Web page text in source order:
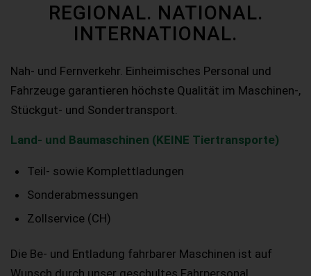
REGIONAL. NATIONAL.
INTERNATIONAL.
Nah- und Fernverkehr. Einheimisches Personal und
Fahrzeuge garantieren höchste Qualität im Maschinen-,
Stückgut- und Sondertransport.
Land- und Baumaschinen (KEINE Tiertransporte)
Teil- sowie Komplettladungen
Sonderabmessungen
Zollservice (CH)
Die Be- und Entladung fahrbarer Maschinen ist auf